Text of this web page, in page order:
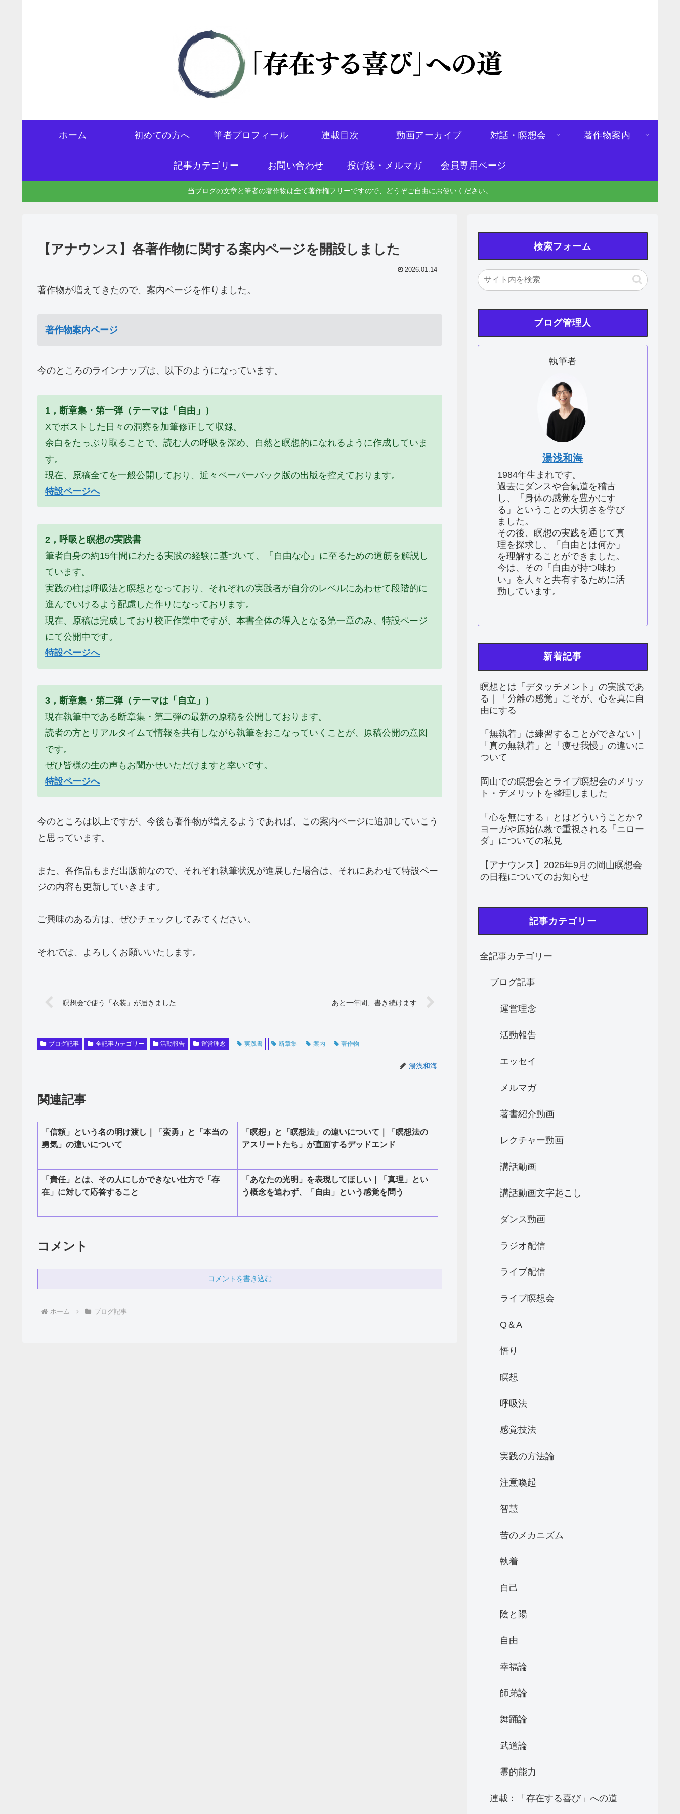
ホーム 初めての方へ 筆者プロフィール 連載目次 動画アーカイブ 対話・瞑想会 著作物案内
記事カテゴリー お問い合わせ 投げ銭・メルマガ 会員専用ページ
当ブログの文章と筆者の著作物は全て著作権フリーですので、どうぞご自由にお使いください。
【アナウンス】各著作物に関する案内ページを開設しました
2026.01.14
著作物が増えてきたので、案内ページを作りました。
著作物案内ページ
今のところのラインナップは、以下のようになっています。
1，断章集・第一弾（テーマは「自由」）
Xでポストした日々の洞察を加筆修正して収録。
余白をたっぷり取ることで、読む人の呼吸を深め、自然と瞑想的になれるように作成していま
す。
現在、原稿全てを一般公開しており、近々ペーパーバック版の出版を控えております。
特設ページへ
2，呼吸と瞑想の実践書
筆者自身の約15年間にわたる実践の経験に基づいて、「自由な心」に至るための道筋を解説し
ています。
実践の柱は呼吸法と瞑想となっており、それぞれの実践者が自分のレベルにあわせて段階的に
進んでいけるよう配慮した作りになっております。
現在、原稿は完成しており校正作業中ですが、本書全体の導入となる第一章のみ、特設ページ
にて公開中です。
特設ページへ
3，断章集・第二弾（テーマは「自立」）
現在執筆中である断章集・第二弾の最新の原稿を公開しております。
読者の方とリアルタイムで情報を共有しながら執筆をおこなっていくことが、原稿公開の意図
です。
ぜひ皆様の生の声もお聞かせいただけますと幸いです。
特設ページへ
今のところは以上ですが、今後も著作物が増えるようであれば、この案内ページに追加していこう
と思っています。
また、各作品もまだ出版前なので、それぞれ執筆状況が進展した場合は、それにあわせて特設ペー
ジの内容も更新していきます。
ご興味のある方は、ぜひチェックしてみてください。
それでは、よろしくお願いいたします。
瞑想会で使う「衣装」が届きました あと一年間、書き続けます
ブログ記事 全記事カテゴリー 活動報告 運営理念 実践書 断章集 案内 著作物
湯浅和海
関連記事
「信頼」という名の明け渡し｜「蛮勇」と「本当の
勇気」の違いについて
「瞑想」と「瞑想法」の違いについて｜「瞑想法の
アスリートたち」が直面するデッドエンド
「責任」とは、その人にしかできない仕方で「存
在」に対して応答すること
「あなたの光明」を表現してほしい｜「真理」とい
う概念を追わず、「自由」という感覚を問う
コメント
コメントを書き込む
ホーム ブログ記事
検索フォーム
ブログ管理人
執筆者
湯浅和海
1984年生まれです。
過去にダンスや合氣道を稽古
し、「身体の感覚を豊かにす
る」ということの大切さを学び
ました。
その後、瞑想の実践を通じて真
理を探求し、「自由とは何か」
を理解することができました。
今は、その「自由が持つ味わ
い」を人々と共有するために活
動しています。
新着記事
瞑想とは「デタッチメント」の実践であ
る｜「分離の感覚」こそが、心を真に自
由にする
「無執着」は練習することができない｜
「真の無執着」と「痩せ我慢」の違いに
ついて
岡山での瞑想会とライブ瞑想会のメリッ
ト・デメリットを整理しました
「心を無にする」とはどういうことか？
ヨーガや原始仏教で重視される「ニロー
ダ」についての私見
【アナウンス】2026年9月の岡山瞑想会
の日程についてのお知らせ
記事カテゴリー
全記事カテゴリー
ブログ記事
運営理念
活動報告
エッセイ
メルマガ
著書紹介動画
レクチャー動画
講話動画
講話動画文字起こし
ダンス動画
ラジオ配信
ライブ配信
ライブ瞑想会
Q＆A
悟り
瞑想
呼吸法
感覚技法
実践の方法論
注意喚起
智慧
苦のメカニズム
執着
自己
陰と陽
自由
幸福論
師弟論
舞踊論
武道論
霊的能力
連載：「存在する喜び」への道